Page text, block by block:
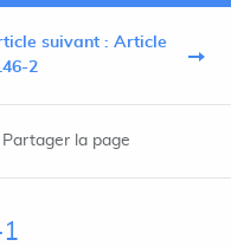
suivant : Article
2
Partager la page